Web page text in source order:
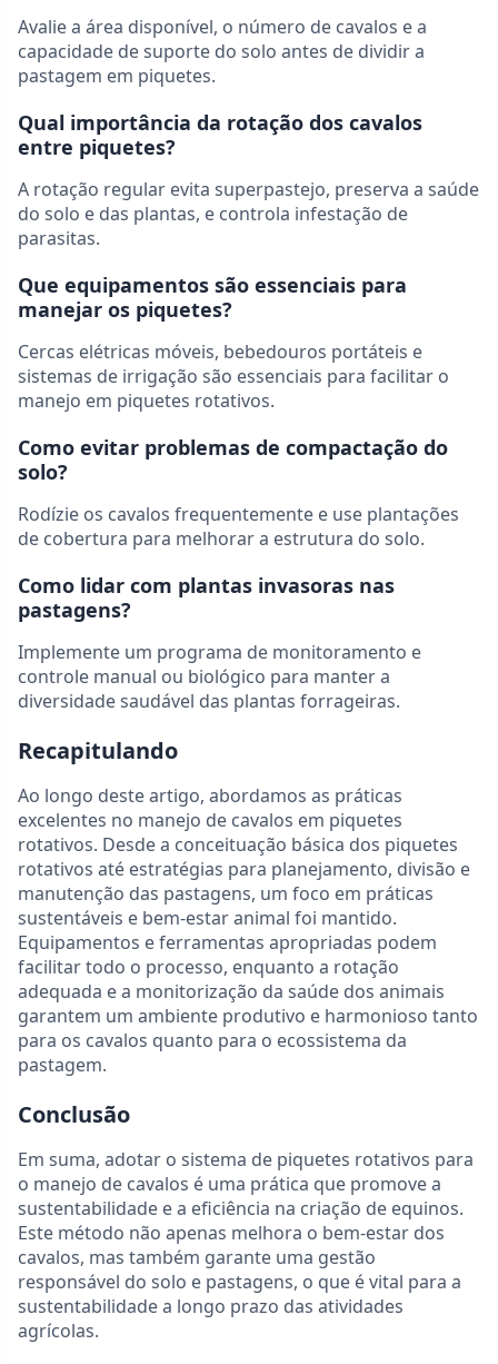
Avalie a área disponível, o número de cavalos e a
capacidade de suporte do solo antes de dividir a
pastagem em piquetes.
Qual importância da rotação dos cavalos
entre piquetes?
A rotação regular evita superpastejo, preserva a saúde
do solo e das plantas, e controla infestação de
parasitas.
Que equipamentos são essenciais para
manejar os piquetes?
Cercas elétricas móveis, bebedouros portáteis e
sistemas de irrigação são essenciais para facilitar o
manejo em piquetes rotativos.
Como evitar problemas de compactação do
solo?
Rodízie os cavalos frequentemente e use plantações
de cobertura para melhorar a estrutura do solo.
Como lidar com plantas invasoras nas
pastagens?
Implemente um programa de monitoramento e
controle manual ou biológico para manter a
diversidade saudável das plantas forrageiras.
Recapitulando
Ao longo deste artigo, abordamos as práticas
excelentes no manejo de cavalos em piquetes
rotativos. Desde a conceituação básica dos piquetes
rotativos até estratégias para planejamento, divisão e
manutenção das pastagens, um foco em práticas
sustentáveis e bem-estar animal foi mantido.
Equipamentos e ferramentas apropriadas podem
facilitar todo o processo, enquanto a rotação
adequada e a monitorização da saúde dos animais
garantem um ambiente produtivo e harmonioso tanto
para os cavalos quanto para o ecossistema da
pastagem.
Conclusão
Em suma, adotar o sistema de piquetes rotativos para
o manejo de cavalos é uma prática que promove a
sustentabilidade e a eficiência na criação de equinos.
Este método não apenas melhora o bem-estar dos
cavalos, mas também garante uma gestão
responsável do solo e pastagens, o que é vital para a
sustentabilidade a longo prazo das atividades
agrícolas.